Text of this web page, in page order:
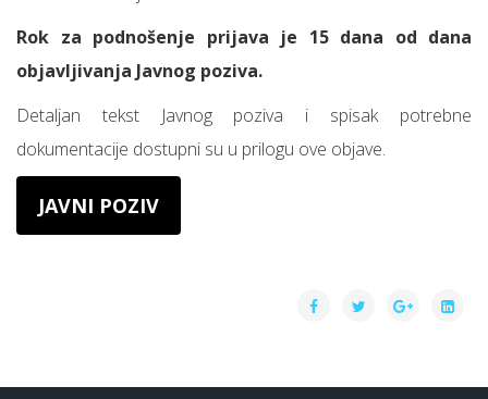
Rok za podnošenje prijava je 15 dana od dana
objavljivanja Javnog poziva.
Detaljan tekst Javnog poziva i spisak potrebne
dokumentacije dostupni su u prilogu ove objave.
JAVNI POZIV